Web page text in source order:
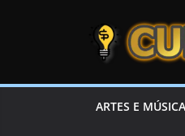
ARTES E MÚSICA